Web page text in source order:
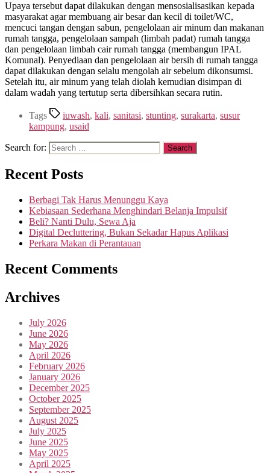
Upaya tersebut dapat dilakukan dengan mensosialisasikan kepada
masyarakat agar membuang air besar dan kecil di toilet/WC,
mencuci tangan dengan sabun, pengelolaan air minum dan makanan
rumah tangga, pengelolaan sampah (limbah padat) rumah tangga
dan pengelolaan limbah cair rumah tangga (membangun IPAL
Komunal). Penyediaan dan pengelolaan air bersih di rumah tangga
dapat dilakukan dengan selalu mengolah air sebelum dikonsumsi.
Setelah itu, air minum yang telah diolah kemudian disimpan di
dalam wadah yang tertutup serta dibersihkan secara rutin.
Tags iuwash, kali, sanitasi, stunting, surakarta, susur
kampung, usaid
Search for:
Recent Posts
Berbagi Tak Harus Menunggu Kaya
Kebiasaan Sederhana Menghindari Belanja Impulsif
Beli? Nanti Dulu, Sewa Aja
Digital Decluttering, Bukan Sekadar Hapus Aplikasi
Perkara Makan di Perantauan
Recent Comments
Archives
July 2026
June 2026
May 2026
April 2026
February 2026
January 2026
December 2025
October 2025
September 2025
August 2025
July 2025
June 2025
May 2025
April 2025